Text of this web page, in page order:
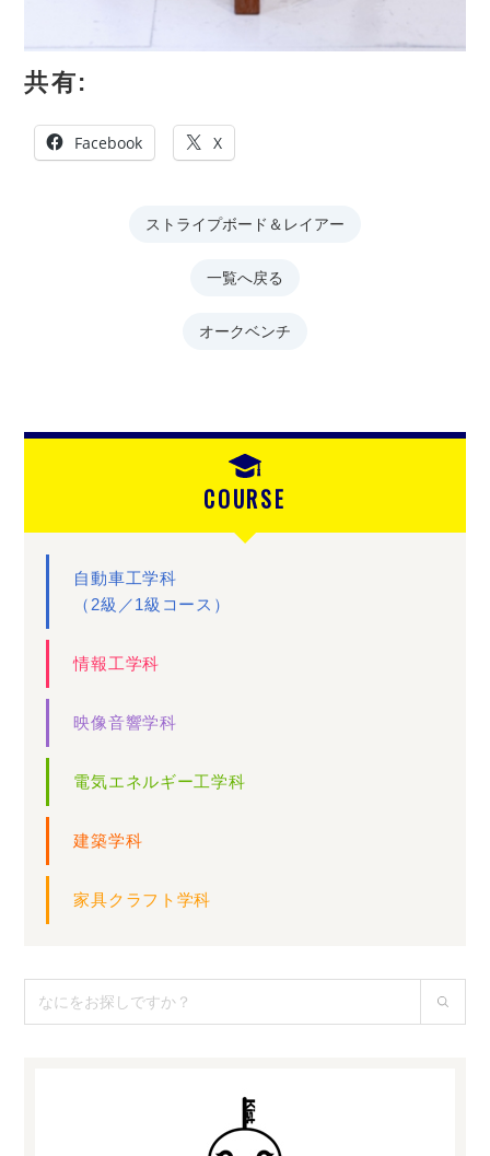
共有:
Facebook X
ストライプボード＆レイアー
一覧へ戻る
オークベンチ
COURSE
自動車工学科
（2級／1級コース）
情報工学科
映像音響学科
電気エネルギー工学科
建築学科
家具クラフト学科